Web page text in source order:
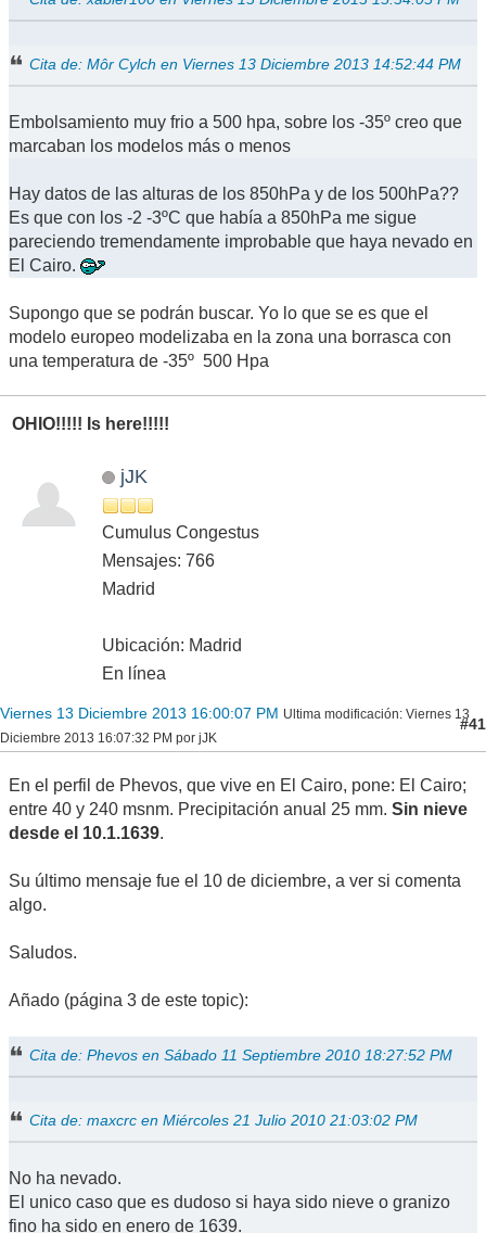
Cita de: Môr Cylch en Viernes 13 Diciembre 2013 14:52:44 PM
Embolsamiento muy frio a 500 hpa, sobre los -35º creo que
marcaban los modelos más o menos
Hay datos de las alturas de los 850hPa y de los 500hPa??
Es que con los -2 -3ºC que había a 850hPa me sigue
pareciendo tremendamente improbable que haya nevado en
El Cairo.
Supongo que se podrán buscar. Yo lo que se es que el
modelo europeo modelizaba en la zona una borrasca con
una temperatura de -35º 500 Hpa
OHIO!!!!! Is here!!!!!
jJK
Cumulus Congestus
Mensajes: 766
Madrid
Ubicación: Madrid
En línea
Viernes 13 Diciembre 2013 16:00:07 PM Ultima modificación: Viernes 13
Diciembre 2013 16:07:32 PM por jJK
#41
En el perfil de Phevos, que vive en El Cairo, pone: El Cairo;
entre 40 y 240 msnm. Precipitación anual 25 mm. Sin nieve
desde el 10.1.1639.
Su último mensaje fue el 10 de diciembre, a ver si comenta
algo.
Saludos.
Añado (página 3 de este topic):
Cita de: Phevos en Sábado 11 Septiembre 2010 18:27:52 PM
Cita de: maxcrc en Miércoles 21 Julio 2010 21:03:02 PM
No ha nevado.
El unico caso que es dudoso si haya sido nieve o granizo
fino ha sido en enero de 1639.